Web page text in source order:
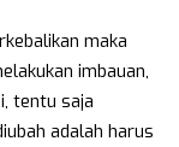
maka
imbauan,
tentu saja
adalah harus